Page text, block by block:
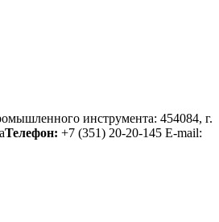
инструмента: 454084, г.
Телефон: +7 (351) 20-20-145 E-mail: